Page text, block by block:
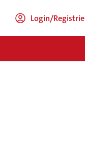
Login/